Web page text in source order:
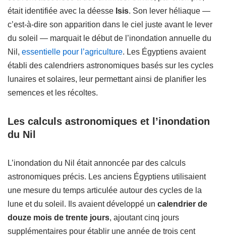
était identifiée avec la déesse Isis. Son lever héliaque —
c’est-à-dire son apparition dans le ciel juste avant le lever
du soleil — marquait le début de l’inondation annuelle du
Nil, essentielle pour l’agriculture. Les Égyptiens avaient
établi des calendriers astronomiques basés sur les cycles
lunaires et solaires, leur permettant ainsi de planifier les
semences et les récoltes.
Les calculs astronomiques et l’inondation
du Nil
L’inondation du Nil était annoncée par des calculs
astronomiques précis. Les anciens Égyptiens utilisaient
une mesure du temps articulée autour des cycles de la
lune et du soleil. Ils avaient développé un calendrier de
douze mois de trente jours, ajoutant cinq jours
supplémentaires pour établir une année de trois cent